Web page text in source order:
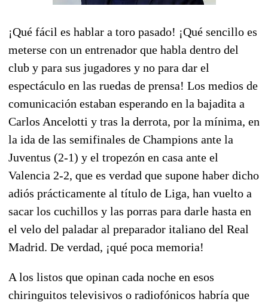
¡Qué fácil es hablar a toro pasado! ¡Qué sencillo es
meterse con un entrenador que habla dentro del
club y para sus jugadores y no para dar el
espectáculo en las ruedas de prensa! Los medios de
comunicación estaban esperando en la bajadita a
Carlos Ancelotti y tras la derrota, por la mínima, en
la ida de las semifinales de Champions ante la
Juventus (2-1) y el tropezón en casa ante el
Valencia 2-2, que es verdad que supone haber dicho
adiós prácticamente al título de Liga, han vuelto a
sacar los cuchillos y las porras para darle hasta en
el velo del paladar al preparador italiano del Real
Madrid. De verdad, ¡qué poca memoria!
A los listos que opinan cada noche en esos
chiringuitos televisivos o radiofónicos habría que